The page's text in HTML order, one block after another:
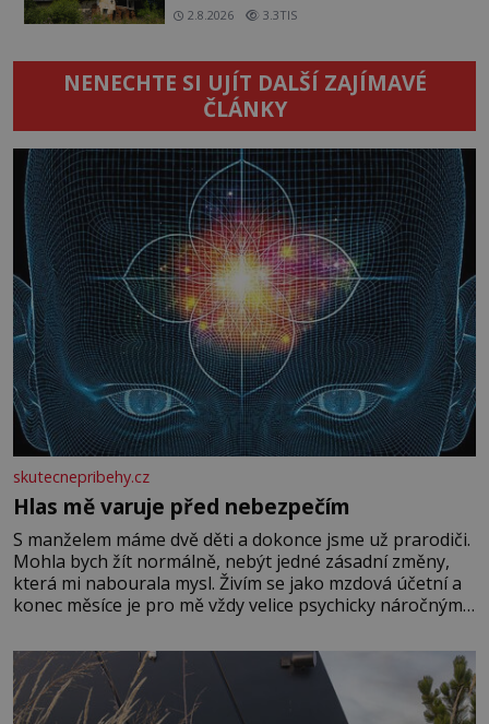
2.8.2026 3.3TIS
NENECHTE SI UJÍT DALŠÍ ZAJÍMAVÉ
ČLÁNKY
skutecnepribehy.cz
Hlas mě varuje před nebezpečím
S manželem máme dvě děti a dokonce jsme už prarodiči.
Mohla bych žít normálně, nebýt jedné zásadní změny,
která mi nabourala mysl. Živím se jako mzdová účetní a
konec měsíce je pro mě vždy velice psychicky náročným
dál častěji volá o pomoc, co se hlídání týče. Dalo by se